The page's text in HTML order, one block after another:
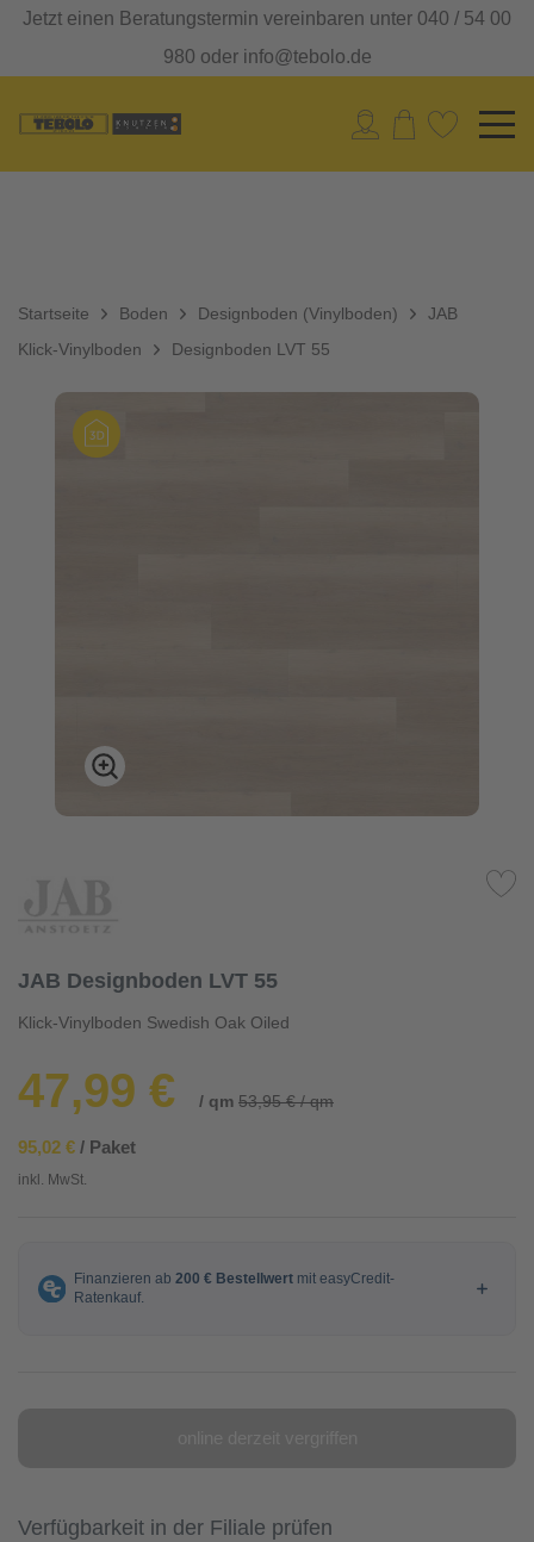
Jetzt einen Beratungstermin vereinbaren unter 040 / 54 00
980 oder info@tebolo.de
Startseite Boden
Designboden (Vinylboden)
Klick-Vinylboden
JAB
Designboden LVT 55
JAB Designboden LVT 55
Klick-Vinylboden Swedish Oak Oiled
47,99 € / qm 53,95 € / qm
95,02 € / Paket
inkl. MwSt.
Verfügbarkeit in der Filiale prüfen